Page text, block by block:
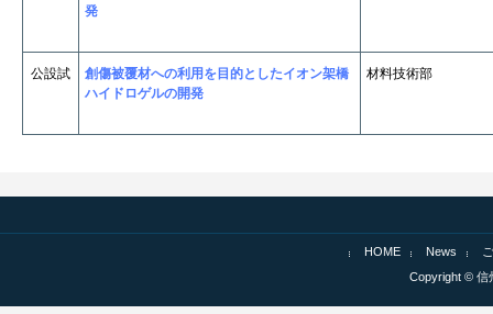
発
公設試
創傷被覆材への利用を目的としたイオン架橋
ハイドロゲルの開発
材料技術部
HOME News
Copyright © 信